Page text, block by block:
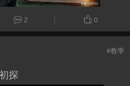
2 0
#教學
探